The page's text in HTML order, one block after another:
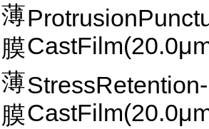
薄
膜
薄
膜
StressRetention-